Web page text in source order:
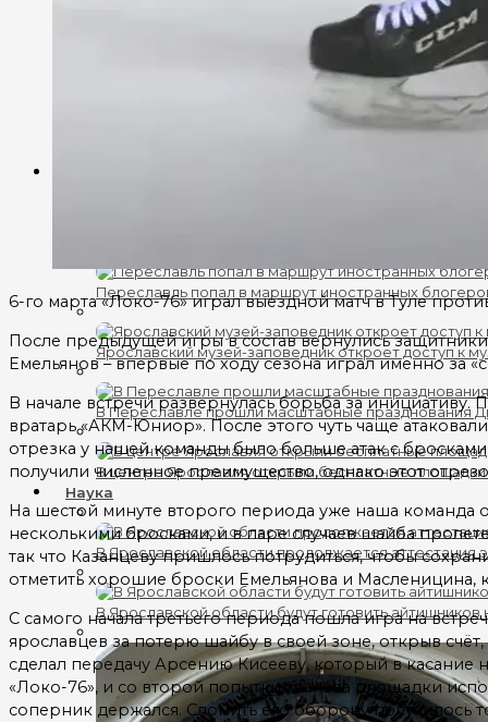
Дачный дом и автомобиль сгорели при пожаре под
93 беспилотника атаковали Ярославскую область
Переславль попал в маршрут иностранных
Ярославский музей-заповедник откроет доступ к
В Переславле прошли масштабные празднования
В центре Ярославля открыли бесплатные
Наука
В Ярославской области продолжается аттестация
В Ярославской области будут готовить айтишников
6-го марта «Локо-76» играл выездной матч в Туле
После предыдущей игры в состав вернулись
Емельянов – впервые по ходу сезона играл именно за
В начале встречи развернулась борьба за
вратарь «АКМ-Юниор». После этого чуть чаще
отрезка у нашей команды было больше атак с
получили численное преимущество, однако этот
На шестой минуте второго периода уже наша команда
несколькими бросками, и в паре случаев шайба
так что Казанцеву пришлось потрудиться, чтобы
отметить хорошие броски Емельянова и Масленицина,
С самого начала третьего периода пошла игра на
ярославцев за потерю шайбу в своей зоне, открыв
сделал передачу Арсению Кисееву, который в касание
«Локо-76», и со второй попытки хозяева площадки
соперник держался. Сломить его оборону получилось